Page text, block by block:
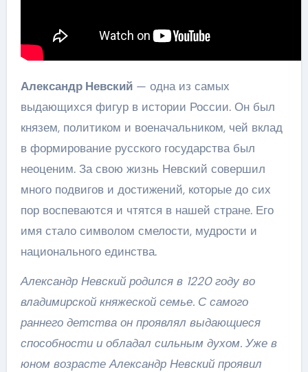
Александр Невский— одна из самых
выдающихся фигур в истории России. Он был
князем, политиком и военачальником, чей вклад
в формирование русского государства был
неоценим. За свою жизнь Невский совершил
много подвигов и достижений, которые до сих
пор воспеваются и чтятся в нашей стране. Его
имя стало символом смелости, мудрости и
национального единства.
Александр Невский родился в 1220 году во
владимирской княжеской семье. С самого
раннего детства он проявлял выдающиеся
способности и обладал сильным духом. Уже в
юном возрасте Александр Невский проявил